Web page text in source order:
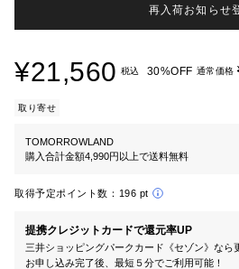
再入荷お知らせ
¥21,560 税込 30%OFF 通常価格
取り寄せ
TOMORROWLAND
購入合計金額4,990円以上で送料無料
取得予定ポイント数： 196 pt
提携クレジットカードで還元率UP
三井ショッピングパークカード《セゾン》なら
お申し込み完了後、最短５分でご利用可能！